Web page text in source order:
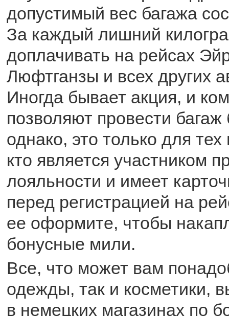
допустимый вес багажа
За каждый лишний
доплачивать на рейсах
Люфтганзы и всех других
Иногда бывает акция, и
позволяют провести
однако, это только для
кто является участником
лояльности и имеет
перед регистрацией на
ее оформите, чтобы
бонусные мили.
Все, что может вам
одежды, так и косметики,
в немецких магазинах по